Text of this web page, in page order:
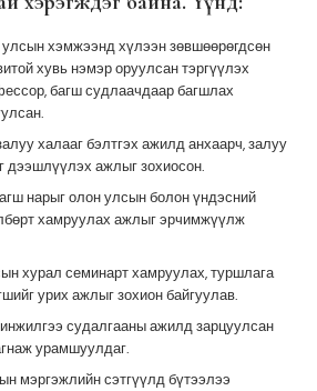
улсын хэмжээнд хүлээн зөвшөөрөгдсөн
хувь нэмэр оруулсан тэргүүлэх
багш судлаачдаар багшлах
халааг бэлтгэх ажилд анхаарч, залуу
дээшлүүлэх ажлыг зохиосон.
нарыг олон улсын болон үндэсний
хамруулах ажлыг эрчимжүүлж
хурал семинарт хамруулах, туршлага
урих ажлыг зохион байгуулав.
судалгааны ажилд зарцуулсан
урамшуулдаг.
мэргэжлийн сэтгүүлд бүтээлээ